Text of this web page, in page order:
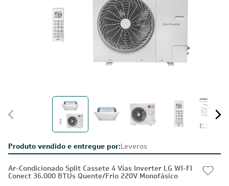
Produto vendido e entregue por:Leveros
Ar-Condicionado Split Cassete 4 Vias Inverter LG WI-FI
Conect 36.000 BTUs Quente/Frio 220V Monofásico